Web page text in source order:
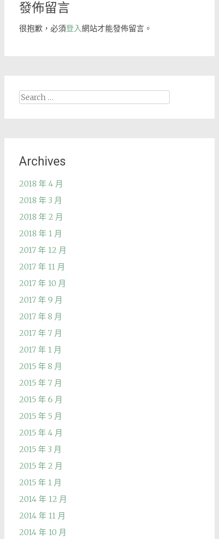
發佈留言
很抱歉，必須登入網站才能發佈留言。
Search
Archives
2018 年 4 月
2018 年 3 月
2018 年 2 月
2018 年 1 月
2017 年 12 月
2017 年 11 月
2017 年 10 月
2017 年 9 月
2017 年 8 月
2017 年 7 月
2017 年 1 月
2015 年 8 月
2015 年 7 月
2015 年 6 月
2015 年 5 月
2015 年 4 月
2015 年 3 月
2015 年 2 月
2015 年 1 月
2014 年 12 月
2014 年 11 月
2014 年 10 月